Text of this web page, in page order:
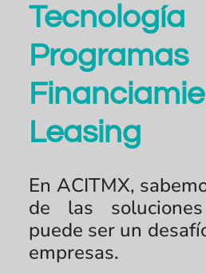
Leasing
En ACITMX,
de las
puede ser un
empresas.